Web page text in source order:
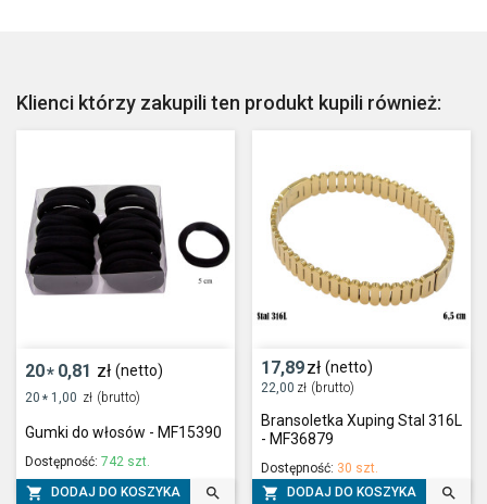
Klienci którzy zakupili ten produkt kupili również:
20* 0,81 zł (netto)
20 * 1,00 zł (brutto)
Gumki do włosów - MF15390
Dostępność: 742 szt.
 DODAJ DO KOSZYKA 
17,89zł (netto)
22,00 zł (brutto)
Bransoletka Xuping Stal 316L
- MF36879
Dostępność: 30 szt.
 DODAJ DO KOSZYKA 